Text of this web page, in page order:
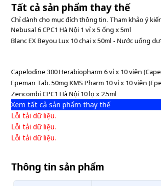
Tất cả sản phẩm thay thế
Chỉ dành cho mục đích thông tin. Tham khảo ý
Nebusal 6 CPC1 Hà Nội 1 vỉ x 5 ống x 5ml
Blanc EX Beyou Lux 10 chai x 50ml - Nước uống
Capelodine 300 Herabiopharm 6 vỉ x 10 viên
Epeman Tab. 50mg KMS Pharm 10 vỉ x 10 viên
Zencombi CPC1 Hà Nội 10 lọ x 2.5ml
Xem tất cả sản phẩm thay thế
Lỗi tải dữ liệu.
Lỗi tải dữ liệu.
Lỗi tải dữ liệu.
Thông tin sản phẩm